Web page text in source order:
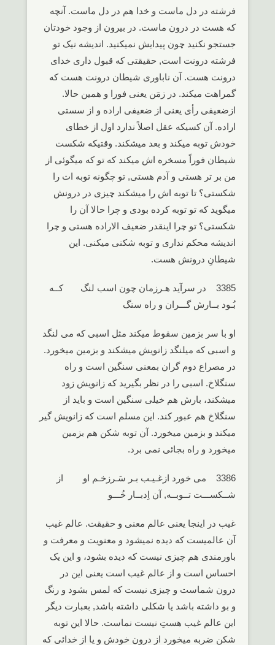
فرشته در دل ماست و خدا هم در دل ماست. آنچه
که هست در درون ماست. در بیرون از وجود خودتان
جستجو نکنید چون پیدایش نمیکنید. اندیشه نیک تو
فرشته درونت است, حقیقتی که قبول داری خدای
درونت هست. آن ناباوری شیطان درونت هست که
گمراهت میکند. در زمَن یعنی فورا و همین حالا.
ازضعیفی رأی یعنی از ضعیفی اراده و از سستی
اراده. آن کسیکه عقل اصلاً ندارد اول از خطای
خودش توبه میکند و بعد میشکند. وقتیکه شکست
شیطان فوراً مسخره اش میکند که تو که میگوئی از
من بر تر هستی و آدم هستی, تو چگونه توبه ات را
شکستی؟ تا توبه اش را میشکند چیزی در درونش
میگوید که تو توبه کرده بودی و چرا حالا آن را
شکستی؟ تو چرا اینقدر ضعیف الاراده هستی و چرا
اندیشه محکم نداری و توبه شکنی میکنی. این
شیطانِ درونش هست.
3385 در سرآید هـرزمان چون اسب لنگ کــه
بُـود بــارش گـــران و راه سنگ
او با سر بزمین سقوط میکند مثل اسبی که می لنگد
و اسبی که میلنگد زانویش میشکند و بزمین میخورد.
در مصراع دوم گران بمعنی سنگین است و راه
سنگلاخ. اسبی را در نظر بگیرید که زانویش زود
میشکند، بارش هم خیلی سنگین است و باید از
سنگلاخ هم عبور کند. این مسلم است که زانویش گیر
میکند و بزمین میخورد. آن توبه شکن هم بزمین
میخورد و راه بجائی نمی برد.
3386 می خورد ازغـیـب بـر سَـرزخـم او از
شــکســـت تــوبــه, آن اِدبــار خُـــو
غیب در اینجا یعنی عالم معنی و حقیقت. عالم غیب
آن عالمیست که دیده نمیشود و معنویت و معرفت و
باورمندی هم چیزی نیست که دیده بشود، و این یک
احساس است و از عالم غیب است یعنی این در
درون شماست و چیزی نیست که لمس بشود و رنگ
و بو داشته باشد یا شکلی داشته باشد, بعبارت دیگر
این عالم غیب هستِ نیست نماست. حالا این توبه
شکن ضربه میخورد از درون خودش و یا از خدائی که